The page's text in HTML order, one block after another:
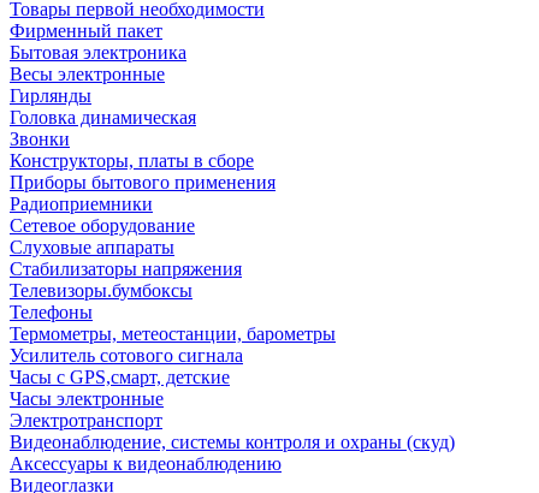
Товары первой необходимости
Фирменный пакет
Бытовая электроника
Весы электронные
Гирлянды
Головка динамическая
Звонки
Конструкторы, платы в сборе
Приборы бытового применения
Радиоприемники
Сетевое оборудование
Слуховые аппараты
Стабилизаторы напряжения
Телевизоры.бумбоксы
Телефоны
Термометры, метеостанции, барометры
Усилитель сотового сигнала
Часы с GPS,смарт, детские
Часы электронные
Электротранспорт
Видеонаблюдение, системы контроля и охраны (скуд)
Аксессуары к видеонаблюдению
Видеоглазки